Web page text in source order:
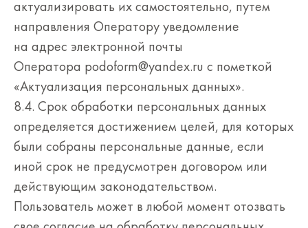
актуализировать их самостоятельно, путем
направления Оператору уведомление
на адрес электронной почты
Оператора podoform@yandex.ru с пометкой
«Актуализация персональных данных».
8.4. Срок обработки персональных данных
определяется достижением целей, для которых
были собраны персональные данные, если
иной срок не предусмотрен договором или
действующим законодательством.
Пользователь может в любой момент отозвать